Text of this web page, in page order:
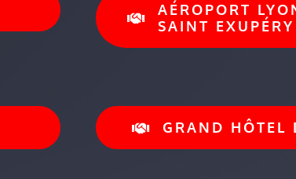
AÉROPORT
SAINT EXUPÉRY
GRAND HÔTEL